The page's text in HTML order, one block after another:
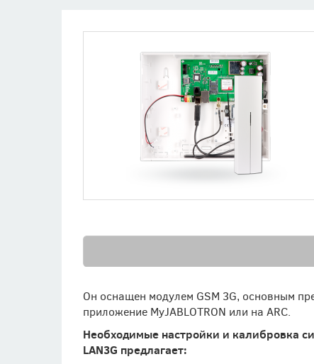
Он оснащен модулем GSM 3G, основным
приложение MyJABLOTRON или на ARC.
Необходимые настройки и калибровка
LAN3G предлагает: